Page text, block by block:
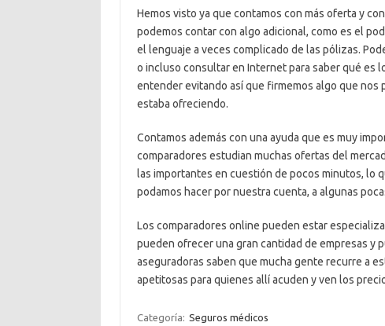
Hemos visto ya que contamos con más oferta y
podemos contar con algo adicional, como es el
el lenguaje a veces complicado de las pólizas.
o incluso consultar en Internet para saber qué es
entender evitando así que firmemos algo que
estaba ofreciendo.
Contamos además con una ayuda que es muy
comparadores estudian muchas ofertas del
las importantes en cuestión de pocos minutos, lo
podamos hacer por nuestra cuenta, a algunas
Los comparadores online pueden estar
pueden ofrecer una gran cantidad de empresas y
aseguradoras saben que mucha gente recurre a
apetitosas para quienes allí acuden y ven los
Categoría: Seguros médicos